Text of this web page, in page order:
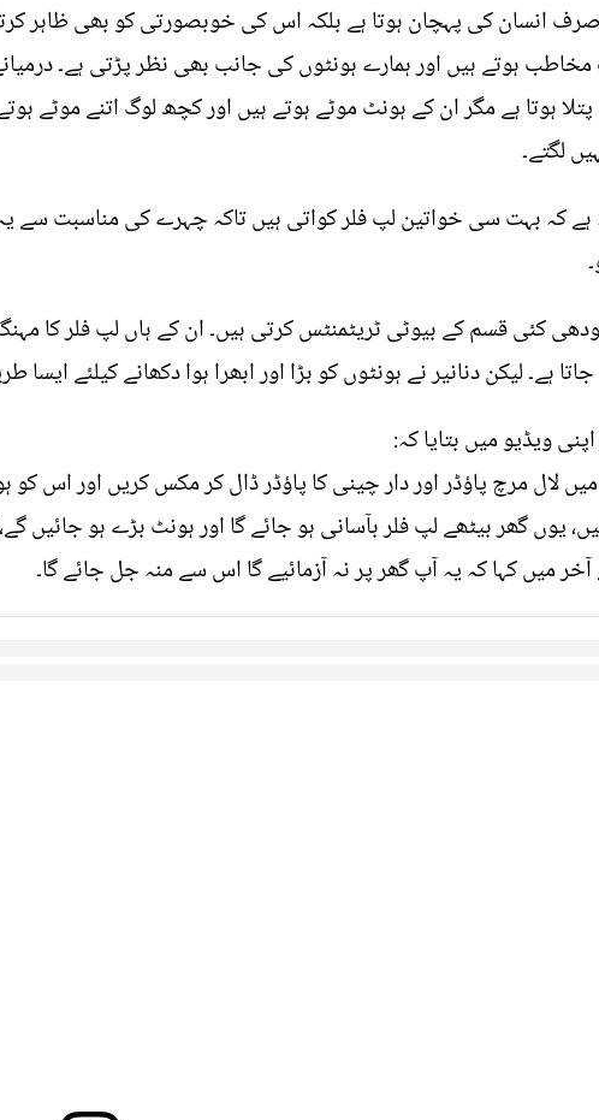
انسان کی پہچان ہوتا ہے بلکہ اس کی خوبصورتی کو بھی ظاہر
ہوتے ہیں اور ہمارے ہونٹوں کی جانب بھی نظر پڑتی ہے۔
پتلا ہوتا ہے مگر ان کے ہونٹ موٹے ہوتے ہیں اور کچھ لوگ اتنے موٹے
لگتے۔
کہ بہت سی خواتین لپ فلر کواتی ہیں تاکہ چہرے کی مناسبت سے
کئی قسم کے بیوٹی ٹریٹمنٹس کرتی ہیں۔ ان کے ہاں لپ فلر کا
جاتا ہے۔ لیکن دنانیر نے ہونٹوں کو بڑا اور ابھرا ہوا دکھانے کیلئے
ویڈیو میں بتایا کہ:
یوں گھر بیٹھے لپ فلر بآسانی ہو جائے گا اور ہونٹ بڑے ہو جائیں
میں کہا کہ یہ آپ گھر پر نہ آزمائیے گا اس سے منہ جل جائے گا۔